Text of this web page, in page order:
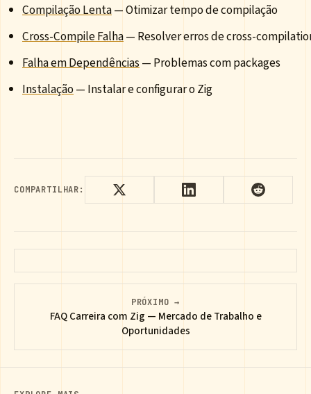
Compilação Lenta— Otimizar tempo de compilação
Cross-Compile Falha— Resolver erros de cross-
Falha em Dependências— Problemas com packages
Instalação— Instalar e configurar o Zig
COMPARTILHAR:
PRÓXIMO →
FAQ Carreira com Zig — Mercado de Trabalho e
Oportunidades